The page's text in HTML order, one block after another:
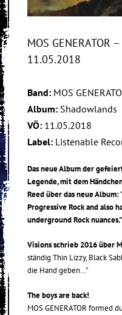
MOS GENERATOR
11.05.2018
Band: MOS
Album: Shadowlands
VÖ: 11.05.2018
Label: Listenable
Das neue Album der
Legende, mit dem
Reed über das neue
Progressive Rock and also
underground Rock nuances."
Visions schrieb 2016 über
ständig Thin Lizzy, Black
die Hand geben…"
The boys are back!
MOS GENERATOR formed